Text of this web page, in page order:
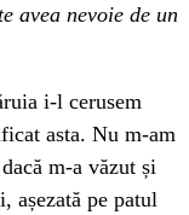
avea nevoie de un
i-l cerusem
asta. Nu m-am
m-a văzut și
așezată pe patul